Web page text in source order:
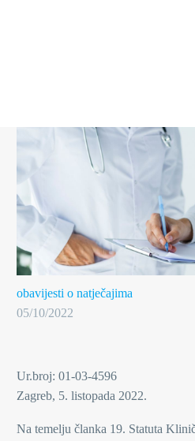
obavijesti o natječajima
05/10/2022
Ur.broj: 01-03-4596
Zagreb, 5. listopada 2022.
Na temelju članka 19. Statuta